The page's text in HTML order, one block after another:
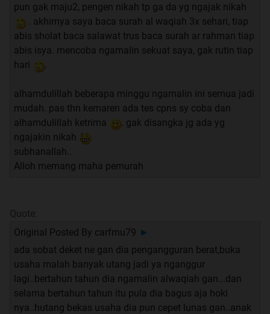
Mohon keikhlasan mengirimkan Al-Fatihah 1x setiap
akan mengamalkan kepada : Nabi Muhammad SAW, dan
kepada orang2 yang mengajarkan kebaikan kepada kita
terkhusus kepada ikhwan kita
Pardi Ismail dan kepada guru-gurunya - semoga berkah
kehidupannya.
--------------------------------------------------------------------*
kumpulan FR 7 by agan hikaru486
kumpulan FR 8 by agan hikaru486
kumpulan FR 9 by agan hikaru486
kumpulan FR 10 by agan hikaru486
kumpulan FR 11 by agan hikaru486
pun gak maju2, pengen nikah tp ga da yg ngajak nikah
. akhirnya saya baca surah al waqiah 3x sehari, tiap
abis sholat baca salawat trus baca surah ar rahman tiap
abis isya. mencoba ngamalin sekuat saya, gak rutin tiap
hari
alhamdulillah beberapa minggu ngamalin ini semua jadi
mudah. pas thn kemaren ada tes cpns sy coba dan
alhamdulillah ketrima
. gak disangka jg ada yg
ngajakin nikah
subhanallah..
Alloh memang maha pemurah
Quote:
Original Posted By carfmu79 ►
ada sobat deket ne gan dia pengangguran berat,buka
usaha malah banyak utang jadi ya nganggur
lagi..bertahun tahun dia ngamalin alwaqiah gan...dan
selama bertahun tahun itu pula dia bagus aja hoki
nya..hutang bekas usaha dia pun cepet lunas gan..anak